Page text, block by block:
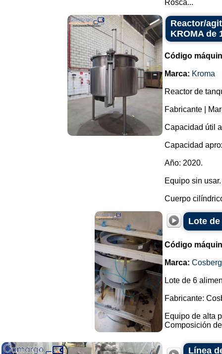
Rosca...
Reactor/
KROMA de
Código
Marca: Kroma
Reactor de
Fabricante |
Capacidad útil
Capacidad
Año: 2020.
Equipo sin usar.
Cuerpo
Lote
Código
Marca: Cosberg
Lote de 6
Fabricante:
Equipo de alta
Composición
Línea